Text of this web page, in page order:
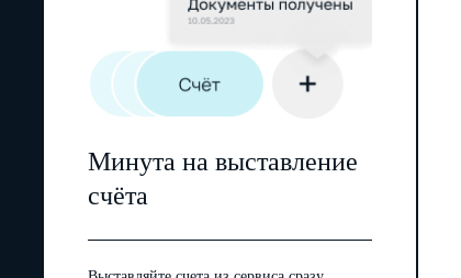
Минута на выставление
счёта